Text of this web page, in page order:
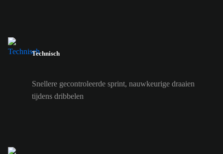
Technisch
Snellere gecontroleerde sprint, nauwkeurige draaien
tijdens dribbelen